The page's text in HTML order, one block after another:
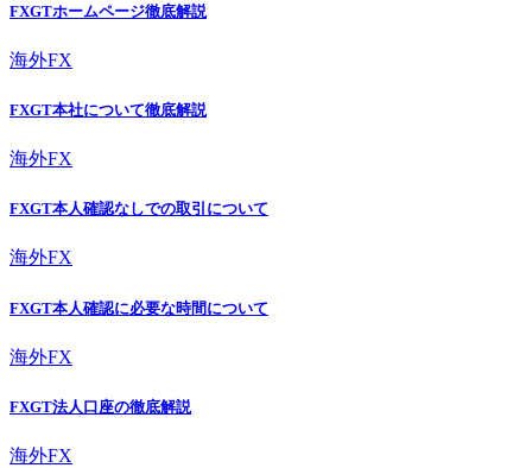
FXGTホームページ徹底解説
海外FX
FXGT本社について徹底解説
海外FX
FXGT本人確認なしでの取引について
海外FX
FXGT本人確認に必要な時間について
海外FX
FXGT法人口座の徹底解説
海外FX